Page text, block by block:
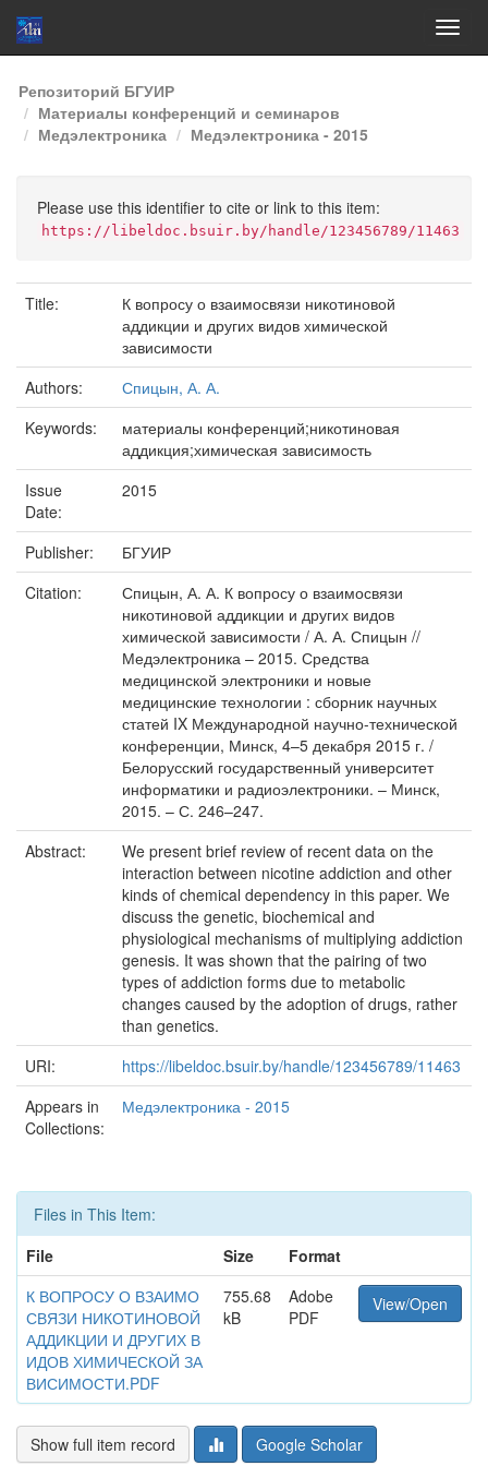
Skip
navigation
Репозиторий БГУИР
Материалы конференций и семинаров
Медэлектроника
Медэлектроника - 2015
Please use this identifier to cite or link to this item:
https://libeldoc.bsuir.by/handle/123456789/11463
Title:
К вопросу о взаимосвязи никотиновой
аддикции и других видов химической
зависимости
Authors:
Спицын, А. А.
Keywords:
материалы конференций;никотиновая
аддикция;химическая зависимость
Issue
Date:
2015
Publisher:
БГУИР
Citation:
Спицын, А. А. К вопросу о взаимосвязи
никотиновой аддикции и других видов
химической зависимости / А. А. Спицын //
Медэлектроника – 2015. Средства
медицинской электроники и новые
медицинские технологии : сборник научных
статей IX Международной научно-технической
конференции, Минск, 4–5 декабря 2015 г. /
Белорусский государственный университет
информатики и радиоэлектроники. – Минск,
2015. – С. 246–247.
Abstract:
We present brief review of recent data on the
interaction between nicotine addiction and other
kinds of chemical dependency in this paper. We
discuss the genetic, biochemical and
physiological mechanisms of multiplying addiction
genesis. It was shown that the pairing of two
types of addiction forms due to metabolic
changes caused by the adoption of drugs, rather
than genetics.
URI:
https://libeldoc.bsuir.by/handle/123456789/11463
Appears in
Collections:
Медэлектроника - 2015
Files in This Item:
File
Size
Format
К ВОПРОСУ О ВЗАИМО
СВЯЗИ НИКОТИНОВОЙ
АДДИКЦИИ И ДРУГИХ В
ИДОВ ХИМИЧЕСКОЙ ЗА
ВИСИМОСТИ.PDF
755.68
kB
Adobe
PDF
View/Open
Show full item record Google Scholar